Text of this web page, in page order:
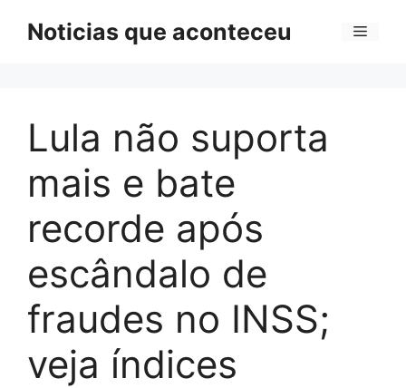
Noticias que aconteceu Menu
Lula não suporta
mais e bate
recorde após
escândalo de
fraudes no INSS;
veja índices